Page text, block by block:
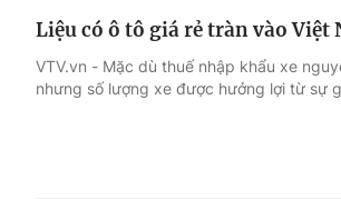
Liệu có ô tô giá rẻ tràn vào Việt
VTV.vn - Mặc dù thuế nhập khẩu xe
nhưng số lượng xe được hưởng lợi từ sự